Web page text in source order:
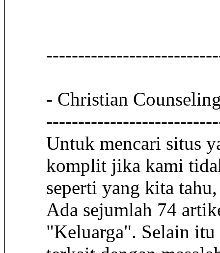
- Christian
Untuk mencari situs
komplit jika kami
seperti yang kita
Ada sejumlah 74
"Keluarga". Selain itu